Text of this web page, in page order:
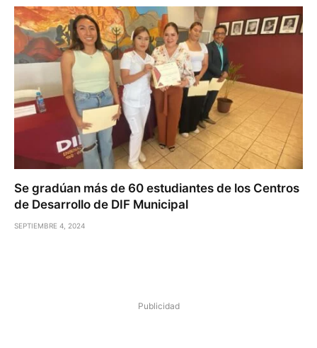
Se gradúan más de 60 estudiantes de los Centros
de Desarrollo de DIF Municipal
SEPTIEMBRE 4, 2024
Publicidad